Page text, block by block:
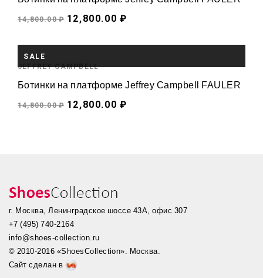
14,800.00 ₽ 12,800.00 ₽
SALE
JEFFREY CAMPBELL
Ботинки на платформе Jeffrey Campbell FAULER
14,800.00 ₽ 12,800.00 ₽
г. Москва, Ленинградское шоссе 43А, офис 307
+7 (495) 740-2164
info@shoes-collection.ru
© 2010-2016 «ShoesCollection». Москва.
Сайт сделан в